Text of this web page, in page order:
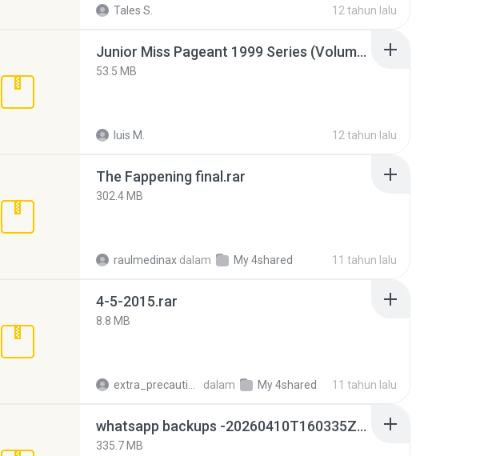
Tales S. 12 tahun lalu
Junior Miss Pageant 1999 Series (Volume I Part I NC 6).7z
53.5 MB
luis M. 12 tahun lalu
The Fappening final.rar
302.4 MB
raulmedinax dalam My 4shared 11 tahun lalu
4-5-2015.rar
8.8 MB
dalam My 4shared 11 tahun lalu
whatsapp backups -20260410T160335Z-3-001.zip
335.7 MB